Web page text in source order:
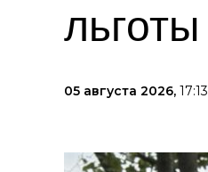
льготы
05 августа 2026, 17:13